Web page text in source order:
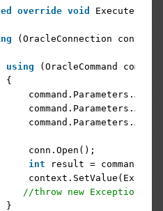
override void
(OracleConnection conn =
using
(OracleCommand
{
command.Parameters.Add(
command.Parameters.Add(
command.Parameters.Add(
conn.Open();
int
result =
//throw new
}